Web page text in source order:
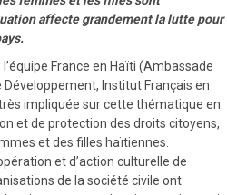
affecte grandement la lutte pour
France en Haïti (Ambassade
Développement, Institut Français en
impliquée sur cette thématique en
et de protection des droits citoyens,
et des filles haïtiennes.
et d’action culturelle de
de la société civile ont